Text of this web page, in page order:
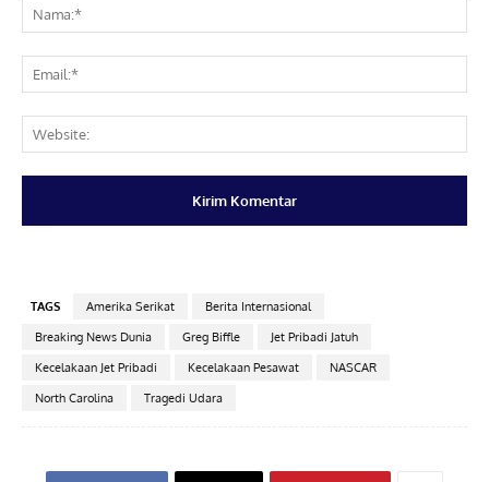
TAGS Amerika Serikat
Berita Internasional
Breaking News Dunia
Greg Biffle
Jet Pribadi Jatuh
Kecelakaan Jet Pribadi
Kecelakaan Pesawat
NASCAR
North Carolina
Tragedi Udara